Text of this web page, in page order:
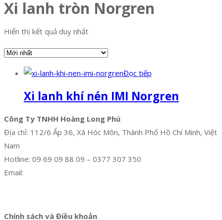
Xi lanh tròn Norgren
Hiển thị kết quả duy nhất
Đọc tiếp
Xi lanh khí nén IMI Norgren
Công Ty TNHH Hoàng Long Phú
Địa chỉ: 112/6 Ấp 36, Xã Hóc Môn, Thành Phố Hồ Chí Minh, Việt
Nam
Hotline: 09 69 09 88 09 – 0377 307 350
Email:
Chính sách và Điều khoản